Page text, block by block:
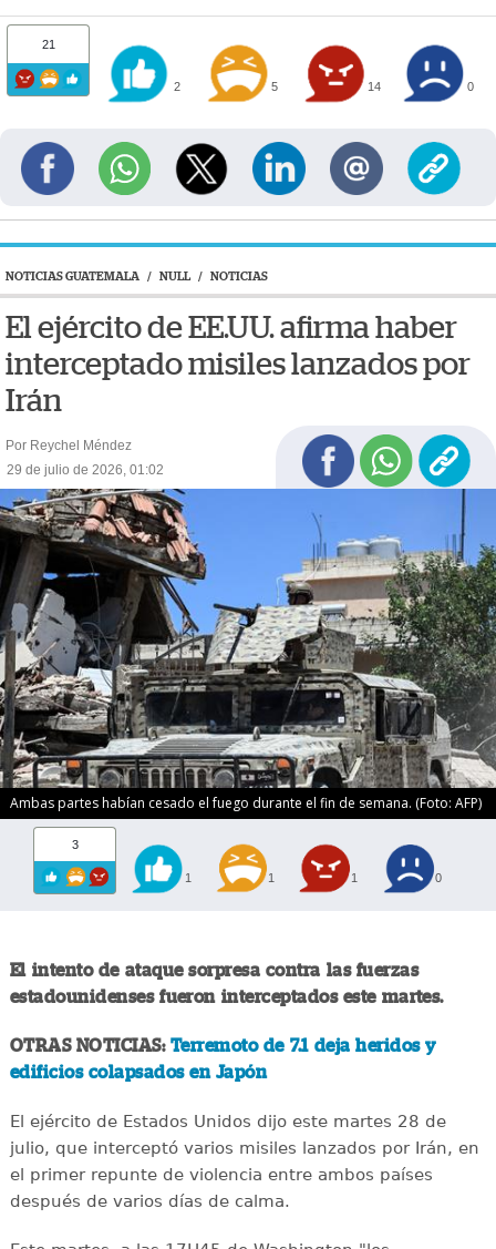
21
2 5 14 0
NOTICIAS GUATEMALA / NULL / NOTICIAS
El ejército de EE.UU. afirma haber
interceptado misiles lanzados por
Irán
Por Reychel Méndez
29 de julio de 2026, 01:02
Ambas partes habían cesado el fuego durante el fin de semana. (Foto: AFP)
3
1 1 1 0
El intento de ataque sorpresa contra las fuerzas
estadounidenses fueron interceptados este martes.
OTRAS NOTICIAS: Terremoto de 7.1 deja heridos y
edificios colapsados en Japón
El ejército de Estados Unidos dijo este martes 28 de
julio, que interceptó varios misiles lanzados por Irán, en
el primer repunte de violencia entre ambos países
después de varios días de calma.